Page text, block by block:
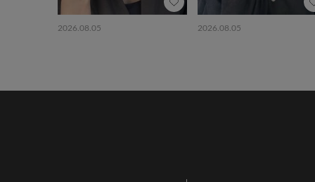
2026.08.05 2026.08.05